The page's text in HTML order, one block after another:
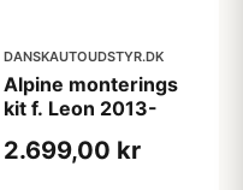
DANSKAUTOUDSTYR.DK
Alpine monterings
kit f. Leon 2013-
2.699,00 kr